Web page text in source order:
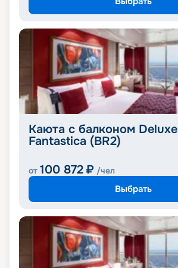
Каюта с балконом Deluxe
Fantastica (BR2)
от 100 872 ₽ /чел
Выбрать